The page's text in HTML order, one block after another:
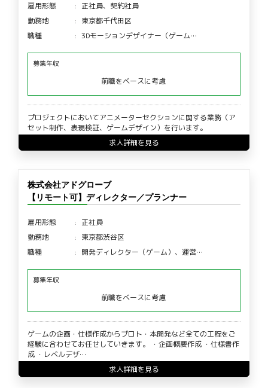
雇用形態
正社員、契約社員
勤務地
東京都千代田区
職種
3Dモーションデザイナー（ゲーム…
募集年収
前職をベースに考慮
プロジェクトにおいてアニメーターセクションに関する業務（ア
セット制作、表現検証、ゲームデザイン）を行います。
求人詳細を見る
株式会社アドグローブ
【リモート可】ディレクター／プランナー
雇用形態
正社員
勤務地
東京都渋谷区
職種
開発ディレクター（ゲーム）、運営…
募集年収
前職をベースに考慮
ゲームの企画・仕様作成からプロト・本開発など全ての工程をご
経験に合わせてお任せしていきます。 ・企画概要作成 ・仕様書作
成 ・レベルデザ…
求人詳細を見る